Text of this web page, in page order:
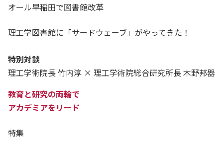
オール早稲田で図書館改革
理工学図書館に「サードウェーブ」がやってきた！
特別対談
理工学術院長 竹内淳 × 理工学術院総合研究所長 木野邦器
教育と研究の両輪で
アカデミアをリード
特集